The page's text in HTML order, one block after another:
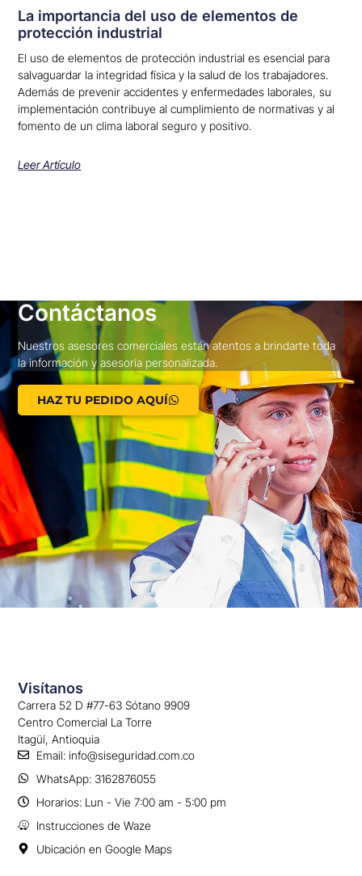
La importancia del uso de elementos de
protección industrial
El uso de elementos de protección industrial es esencial para
salvaguardar la integridad física y la salud de los trabajadores.
Además de prevenir accidentes y enfermedades laborales, su
implementación contribuye al cumplimiento de normativas y al
fomento de un clima laboral seguro y positivo.
Leer Artículo
Contáctanos
Nuestros asesores comerciales están atentos a brindarte toda
la información y asesoría personalizada.
HAZ TU PEDIDO AQUÍ
Visítanos
Carrera 52 D #77-63 Sótano 9909
Centro Comercial La Torre
Itagüí, Antioquia
Email: info@siseguridad.com.co
WhatsApp: 3162876055
Horarios: Lun - Vie 7:00 am - 5:00 pm
Instrucciones de Waze
Ubicación en Google Maps